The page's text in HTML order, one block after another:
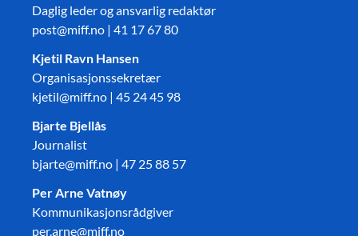
Daglig leder og ansvarlig redaktør
post@miff.no | 41 17 67 80
Kjetil Ravn Hansen
Organisasjonssekretær
kjetil@miff.no | 45 24 45 98
Bjarte Bjellås
Journalist
bjarte@miff.no | 47 25 88 57
Per Arne Vatnøy
Kommunikasjonsrådgiver
per.arne@miff.no